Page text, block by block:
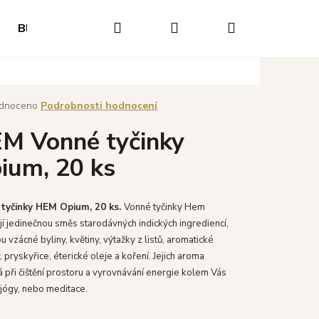
Blog Hodnocení obchodu Napište nám
Hledat PřihlášeníNákupní
Podrobnosti hodnocení
Vonné tyčinky
20 ks
HEM Opium, 20 ks. Vonné tyčinky Hem
jedinečnou směs starodávných indických ingrediencí,
vzácné byliny, květiny, výtažky z listů, aromatické
pryskyřice, éterické oleje a koření.Jejich aroma
při čištění prostoru a vyrovnávání energie kolem Vás
nebo meditace.